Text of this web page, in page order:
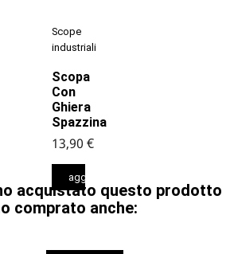
Scope
industriali
Scopa
Con
Ghiera
Spazzina
13,90 €
aggiungi al carrello
acquistato questo prodotto
comprato anche: